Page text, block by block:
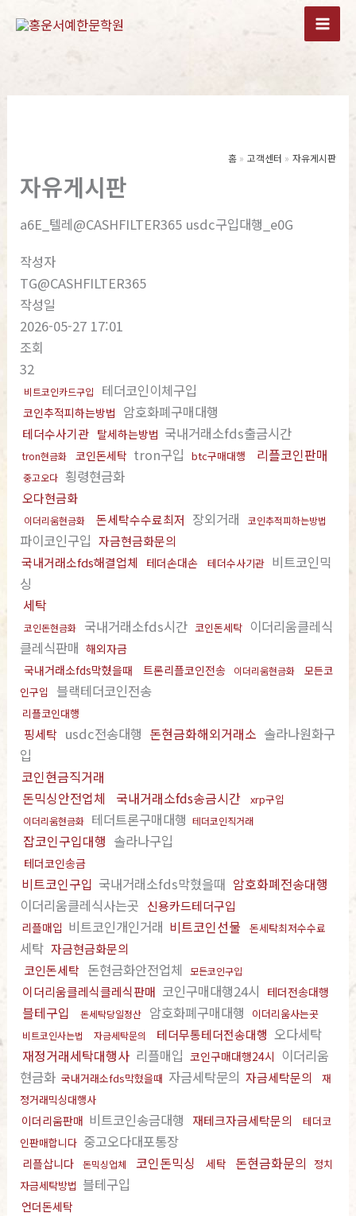
홈 고객센터 자유게시판
자유게시판
a6E_텔레@CASHFILTER365 usdc구입대행_e0G
작성자
TG@CASHFILTER365
작성일
2026-05-27 17:01
조회
32
비트코인카드구입 테더코인이체구입
코인추적피하는방법 암호화폐구매대행
테더수사기관 탈세하는방법 국내거래소fds출금시간
tron현금화 코인돈세탁 tron구입 btc구매대행 리플코인판매
중고오다 횡령현금화
오다현금화
이더리움현금화 돈세탁수수료최저 장외거래 코인추적피하는방법
파이코인구입 자금현금화문의
국내거래소fds해결업체 테더손대손 테더수사기관 비트코인믹
싱
세탁
코인돈현금화 국내거래소fds시간 코인돈세탁 이더리움클레식
클레식판매 해외자금
국내거래소fds막혔을때
트론리플코인전송 이더리움현금화
모든코
인구입
블랙테더코인전송
리플코인대행
핑세탁 usdc전송대행 돈현금화해외거래소 솔라나원화구
입
코인현금직거래
돈믹싱안전업체
국내거래소fds송금시간 xrp구입
이더리움현금화 테더트론구매대행 테더코인직거래
잡코인구입대행 솔라나구입
테더코인송금
비트코인구입 국내거래소fds막혔을때 암호화폐전송대행
이더리움클레식사는곳 신용카드테더구입
리플매입 비트코인개인거래 비트코인선물 돈세탁최저수수료
세탁 자금현금화문의
코인돈세탁 돈현금화안전업체 모든코인구입
이더리움클레식클레식판매 코인구매대행24시 테더전송대행
블테구입 돈세탁당일정산 암호화폐구매대행 이더리움사는곳
비트코인사는법 자금세탁문의 테더무통테더전송대행 오다세탁
재정거래세탁대행사 리플매입 코인구매대행24시 이더리움
현금화 국내거래소fds막혔을때 자금세탁문의 자금세탁문의
재
정거래믹싱대행사
이더리움판매 비트코인송금대행 재테크자금세탁문의
테더코
인판매합니다 중고오다대포통장
리플삽니다 돈믹싱업체 코인돈믹싱 세탁 돈현금화문의
정치
자금세탁방법 블테구입
언더돈세탁